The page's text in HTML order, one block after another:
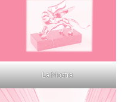
La Mostra